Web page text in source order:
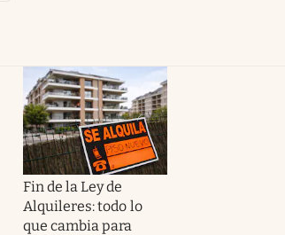
Fin de la Ley de
Alquileres: todo lo
que cambia para